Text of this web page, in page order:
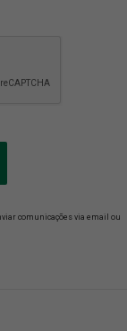
comunicações via email ou